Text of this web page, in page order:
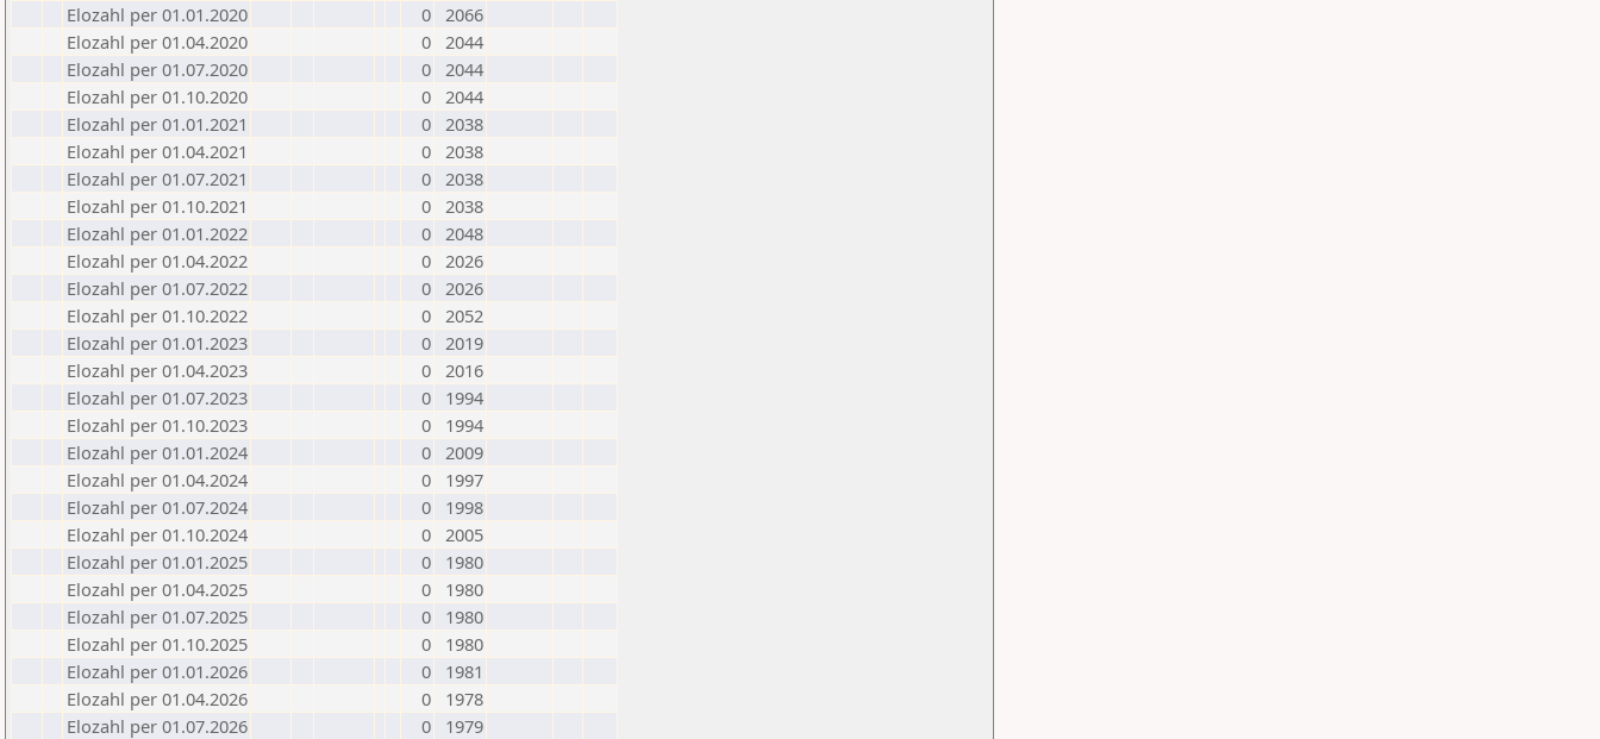
Elozahl per 01.01.2020
0 2066
Elozahl per 01.04.2020
0 2044
Elozahl per 01.07.2020
0 2044
Elozahl per 01.10.2020
0 2044
Elozahl per 01.01.2021
0 2038
Elozahl per 01.04.2021
0 2038
Elozahl per 01.07.2021
0 2038
Elozahl per 01.10.2021
0 2038
Elozahl per 01.01.2022
0 2048
Elozahl per 01.04.2022
0 2026
Elozahl per 01.07.2022
0 2026
Elozahl per 01.10.2022
0 2052
Elozahl per 01.01.2023
0 2019
Elozahl per 01.04.2023
0 2016
Elozahl per 01.07.2023
0
1994
Elozahl per 01.10.2023
0
1994
Elozahl per 01.01.2024
0 2009
Elozahl per 01.04.2024
0
1997
Elozahl per 01.07.2024
0
1998
Elozahl per 01.10.2024
0 2005
Elozahl per 01.01.2025
0
1980
Elozahl per 01.04.2025
0
1980
Elozahl per 01.07.2025
0
1980
Elozahl per 01.10.2025
0
1980
Elozahl per 01.01.2026
0
1981
Elozahl per 01.04.2026
0
1978
Elozahl per 01.07.2026
0 1979